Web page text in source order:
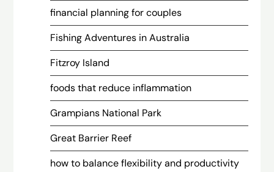
financial planning for couples
Fishing Adventures in Australia
Fitzroy Island
foods that reduce inflammation
Grampians National Park
Great Barrier Reef
how to balance flexibility and productivity